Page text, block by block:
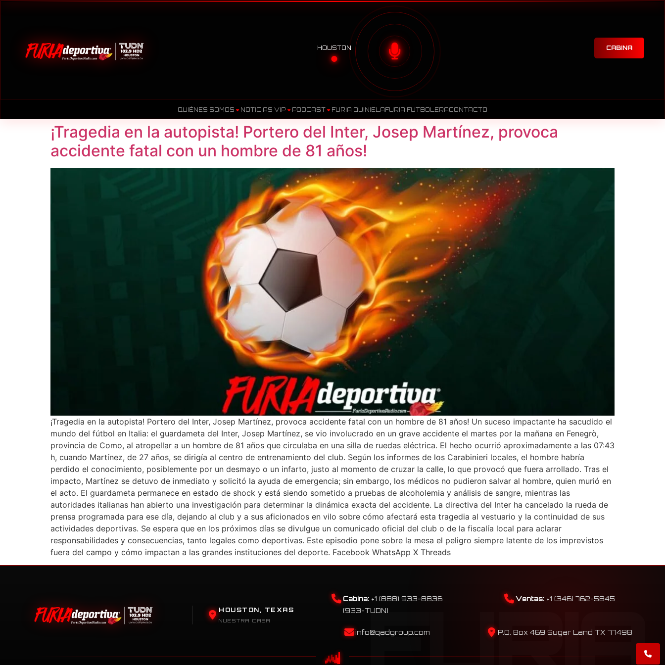
HOUSTON CABINA
QUIÉNES SOMOS NOTICIAS VIP PODCAST FURIA QUINIELAFURIA FUTBOLERACONTACTO
¡Tragedia en la autopista! Portero del Inter, Josep Martínez, provoca
accidente fatal con un hombre de 81 años!
¡Tragedia en la autopista! Portero del Inter, Josep Martínez, provoca accidente fatal con un hombre de 81 años! Un suceso impactante ha sacudido el
mundo del fútbol en Italia: el guardameta del Inter, Josep Martínez, se vio involucrado en un grave accidente el martes por la mañana en Fenegrò,
provincia de Como, al atropellar a un hombre de 81 años que circulaba en una silla de ruedas eléctrica. El hecho ocurrió aproximadamente a las 07:43
h, cuando Martínez, de 27 años, se dirigía al centro de entrenamiento del club. Según los informes de los Carabinieri locales, el hombre habría
perdido el conocimiento, posiblemente por un desmayo o un infarto, justo al momento de cruzar la calle, lo que provocó que fuera arrollado. Tras el
impacto, Martínez se detuvo de inmediato y solicitó la ayuda de emergencia; sin embargo, los médicos no pudieron salvar al hombre, quien murió en
el acto. El guardameta permanece en estado de shock y está siendo sometido a pruebas de alcoholemia y análisis de sangre, mientras las
autoridades italianas han abierto una investigación para determinar la dinámica exacta del accidente. La directiva del Inter ha cancelado la rueda de
prensa programada para ese día, dejando al club y a sus aficionados en vilo sobre cómo afectará esta tragedia al vestuario y la continuidad de sus
actividades deportivas. Se espera que en los próximos días se divulgue un comunicado oficial del club o de la fiscalía local para aclarar
responsabilidades y consecuencias, tanto legales como deportivas. Este episodio pone sobre la mesa el peligro siempre latente de los imprevistos
fuera del campo y cómo impactan a las grandes instituciones del deporte. Facebook WhatsApp X Threads
HOUSTON, TEXAS
NUESTRA CASA
Cabina: +1 (888) 933-8836
(933-TUDN)
Ventas: +1 (346) 762-5845
info@qadgroup.com P.O. Box 469 Sugar Land TX 77498